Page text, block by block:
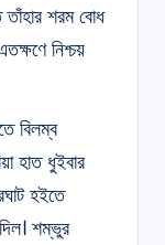
তাঁহার শরম বোধ
নিশ্চয়
বিলম্ব
হাত ধুইবার
হইতে
শম্ভুর